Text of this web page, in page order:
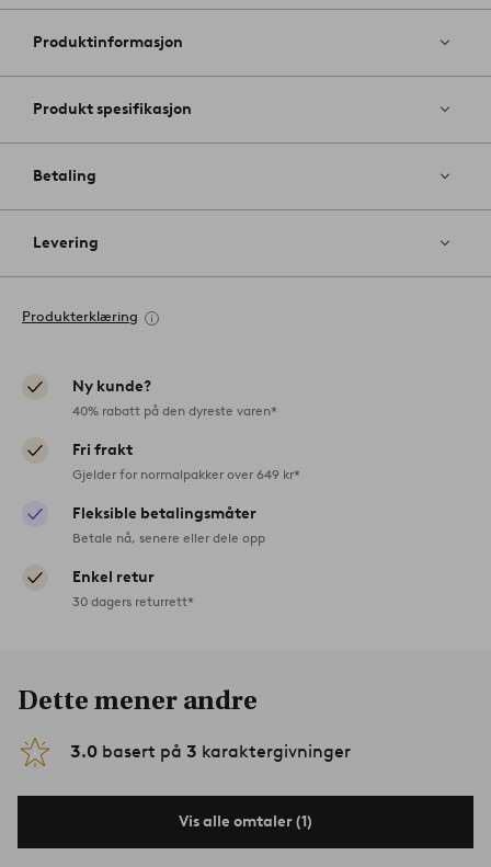
til
Produktinformasjon
Produkt spesifikasjon
Betaling
Levering
Produkterklæring
Ny kunde?
40% rabatt på den dyreste varen*
Fri frakt
Gjelder for normalpakker over 649 kr*
Fleksible betalingsmåter
Betale nå, senere eller dele opp
Enkel retur
30 dagers returrett*
Dette mener andre
3.0 basert på 3 karaktergivninger
Vis alle omtaler (1)